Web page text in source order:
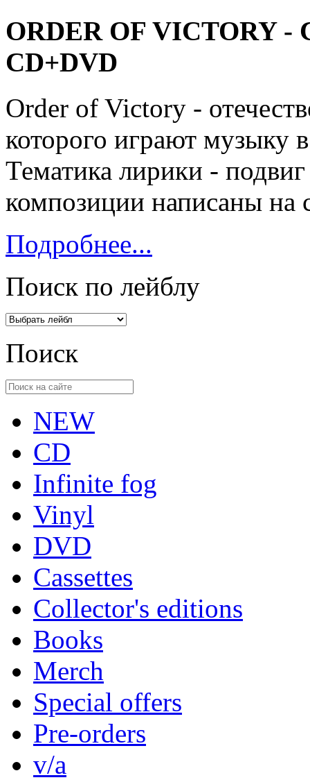
ORDER OF VICTORY -
CD+DVD
Order of Victory -
которого играют музыку
Тематика лирики -
композиции написаны на
Подробнее...
Поиск по лейблу
Поиск
NEW
CD
Infinite fog
Vinyl
DVD
Cassettes
Collector's editions
Books
Merch
Special offers
Pre-orders
v/a